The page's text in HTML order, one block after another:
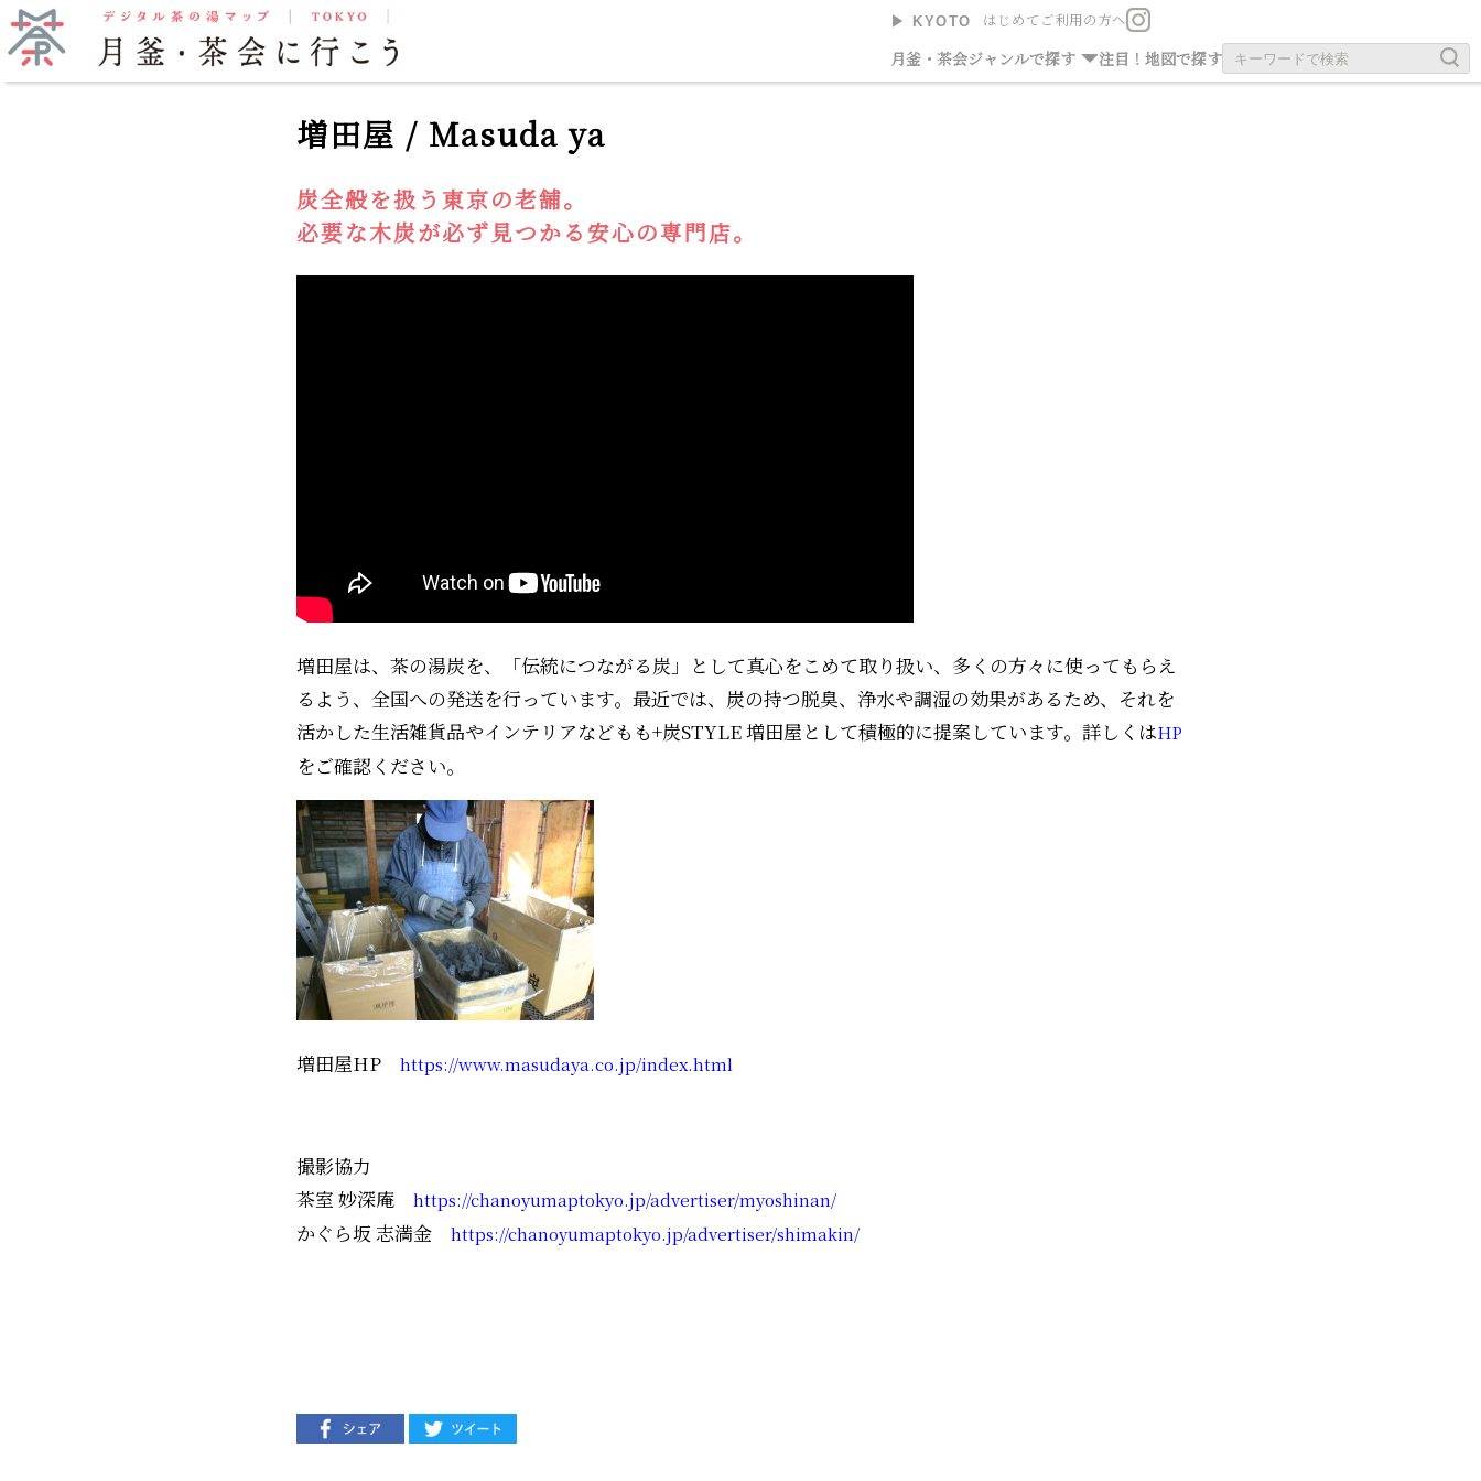
▶︎ KYOTO はじめてご利用の方へ
月釜・茶会ジャンルで探す 注目！ 地図で探す
抹茶をいただく お茶の旧跡
増田屋 / Masuda ya
炭全般を扱う東京の老舗。
必要な木炭が必ず見つかる安心の専門店。
増田屋は、茶の湯炭を、「伝統につながる炭」として真心をこめて取り扱い、多くの方々に使ってもらえ
るよう、全国への発送を行っています。最近では、炭の持つ脱臭、浄水や調湿の効果があるため、それを
活かした生活雑貨品やインテリアなどもも+炭STYLE 増田屋として積極的に提案しています。詳しくはHP
をご確認ください。
増田屋HP https://www.masudaya.co.jp/index.html
撮影協力
茶室 妙深庵
https://chanoyumaptokyo.jp/advertiser/myoshinan/
かぐら坂 志満金 https://chanoyumaptokyo.jp/advertiser/shimakin/